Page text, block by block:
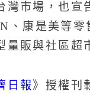
灣市場，也宣
、康是美等零
量販與社區超
日報》授權刊